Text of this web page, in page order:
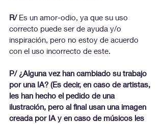
R/ Es un amor-odio, ya que su uso
correcto puede ser de ayuda y/o
inspiración, pero no estoy de acuerdo
con el uso incorrecto de este.
P/ ¿Alguna vez han cambiado su trabajo
por una IA? (Es decir, en caso de artistas,
les han hecho el pedido de una
ilustración, pero al final usan una imagen
creada por IA y en caso de músicos les